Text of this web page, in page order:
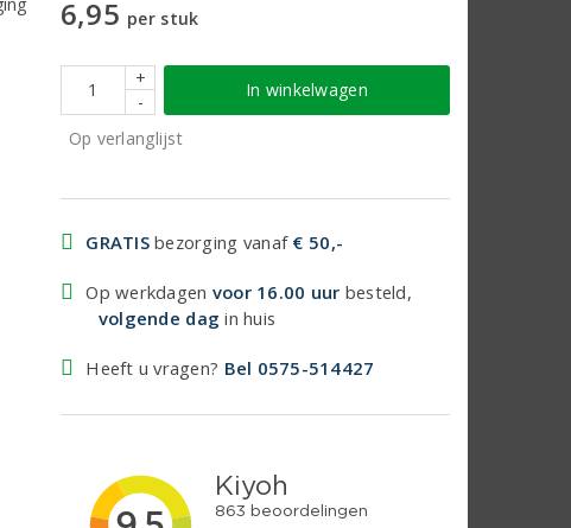
6,95 per stuk
+
-
In winkelwagen
Op verlanglijst
GRATISbezorging vanaf € 50,-
Op werkdagen voor 16.00 uur besteld,
volgende dag in huis
Heeft u vragen? Bel 0575-514427